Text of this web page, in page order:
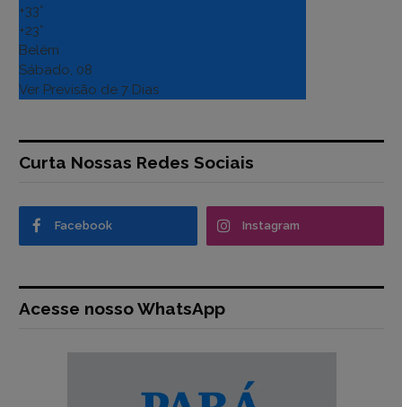
+33°
+23°
Belém
Sábado, 08
Ver Previsão de 7 Dias
Curta Nossas Redes Sociais
Facebook Instagram
Acesse nosso WhatsApp